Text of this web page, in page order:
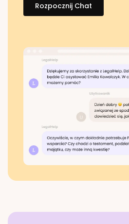
Rozpocznij Chat